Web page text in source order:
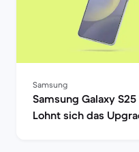
Samsung
Samsung Galaxy S25
Lohnt sich das